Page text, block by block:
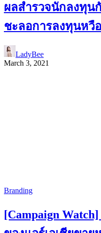
ผลสำรวจนักลงทุน
ชะลอการลงทุนหวื
LadyBee
March 3, 2021
Branding
[Campaign